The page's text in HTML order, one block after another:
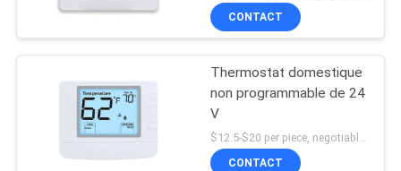
CONTACT
Thermostat domestique
non programmable de 24
V
$12.5-$20 per piece, negotiable MOQ:1 morceau
CONTACT